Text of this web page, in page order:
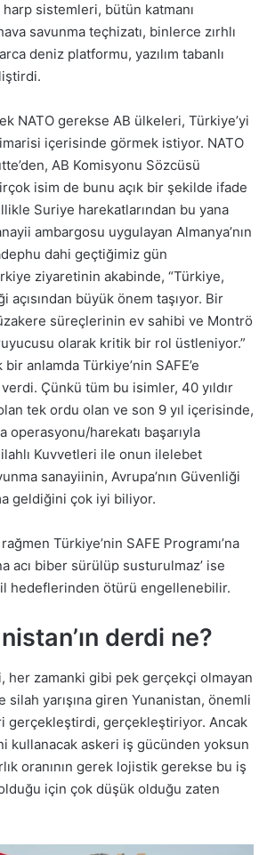
sistemleri, bütün katmanı
savunma teçhizatı, binlerce zırhlı
deniz platformu, yazılım tabanlı
NATO gerekse AB ülkeleri, Türkiye’yi
içerisinde görmek istiyor. NATO
AB Komisyonu Sözcüsü
isim de bunu açık bir şekilde ifade
Suriye harekatlarından bu yana
ambargosu uygulayan Almanya’nın
dahi geçtiğimiz gün
ziyaretinin akabinde, “Türkiye,
açısından büyük önem taşıyor. Bir
süreçlerinin ev sahibi ve Montrö
olarak kritik bir rol üstleniyor.”
anlamda Türkiye’nin SAFE’e
verdi. Çünkü tüm bu isimler, 40 yıldır
tek ordu olan ve son 9 yıl içerisinde,
operasyonu/harekatı başarıyla
Kuvvetleri ile onun ilelebet
sanayiinin, Avrupa’nın Güvenliği
geldiğini çok iyi biliyor.
Türkiye’nin SAFE Programı’na
acı biber sürülüp susturulmaz’ ise
hedeflerinden ötürü engellenebilir.
derdi ne?
her zamanki gibi pek gerçekçi olmayan
yarışına giren Yunanistan, önemli
gerçekleştirdi, gerçekleştiriyor. Ancak
kullanacak askeri iş gücünden yoksun
oranının gerek lojistik gerekse bu iş
için çok düşük olduğu zaten